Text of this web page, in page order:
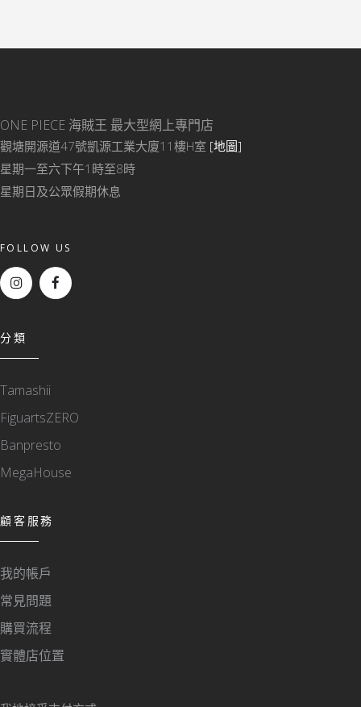
ONE PIECE 海賊王 最大型網上專門店
觀塘開源道47號凱源工業大廈11樓H室 [地圖]
星期一至六下午1時至8時
星期日及公眾假期休息
FOLLOW US
分類
Tamashii
FiguartsZERO
Banpresto
MegaHouse
顧客服務
我的帳戶
常見問題
購買流程
實體店位置